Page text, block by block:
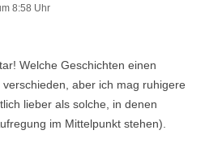
8:58 Uhr
Welche Geschichten einen
aber ich mag ruhigere
lieber als solche, in denen
im Mittelpunkt stehen).